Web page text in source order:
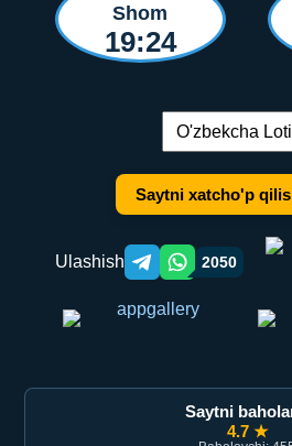
Shom
19:24
Tilni
Saytni xatcho'p
Ulashish Telegram orqali ulashish
WhatsApp orqali
2050
Saytni
4.7 ★